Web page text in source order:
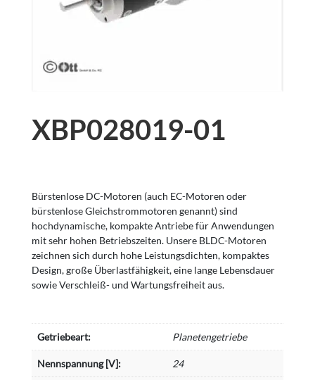
XBP028019-01
Bürstenlose DC-Motoren (auch EC-Motoren oder
bürstenlose Gleichstrommotoren genannt) sind
hochdynamische, kompakte Antriebe für Anwendungen
mit sehr hohen Betriebszeiten. Unsere BLDC-Motoren
zeichnen sich durch hohe Leistungsdichten, kompaktes
Design, große Überlastfähigkeit, eine lange Lebensdauer
sowie Verschleiß- und Wartungsfreiheit aus.
Getriebeart: Planetengetriebe
Nennspannung [V]: 24